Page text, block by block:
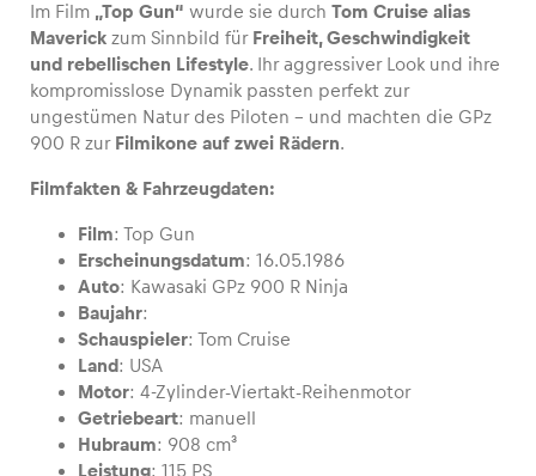
Fahrzeug
Alle anzeigen
Business
Im Film „Top Gun“ wurde sie durch Tom Cruise alias
Maverick zum Sinnbild für Freiheit, Geschwindigkeit
und rebellischen Lifestyle. Ihr aggressiver Look und ihre
kompromisslose Dynamik passten perfekt zur
ungestümen Natur des Piloten – und machten die GPz
900 R zur Filmikone auf zwei Rädern.
Filmfakten & Fahrzeugdaten:
Film: Top Gun
Erscheinungsdatum: 16.05.1986
Auto: Kawasaki GPz 900 R Ninja
Baujahr:
Schauspieler: Tom Cruise
Land: USA
Motor: 4-Zylinder-Viertakt-Reihenmotor
Getriebeart: manuell
Hubraum: 908 cm³
Leistung: 115 PS